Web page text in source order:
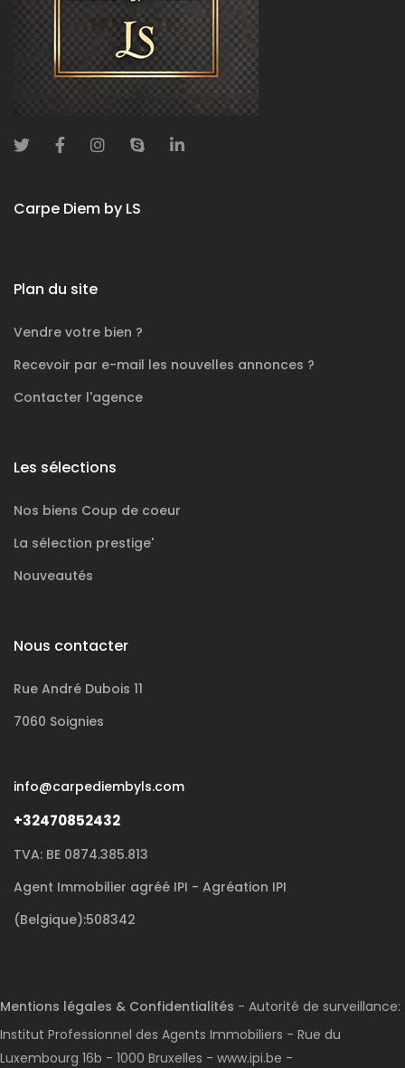
Carpe Diem by LS
Plan du site
Vendre votre bien ?
Recevoir par e-mail les nouvelles annonces ?
Contacter l'agence
Les sélections
Nos biens Coup de coeur
La sélection prestige'
Nouveautés
Nous contacter
Rue André Dubois 11
7060 Soignies
info@carpediembyls.com
+32470852432
TVA: BE 0874.385.813
Agent Immobilier agréé IPI - Agréation IPI
(Belgique):508342
Mentions légales & Confidentialités - Autorité de surveillance:
Institut Professionnel des Agents Immobiliers - Rue du
Luxembourg 16b - 1000 Bruxelles - www.ipi.be -